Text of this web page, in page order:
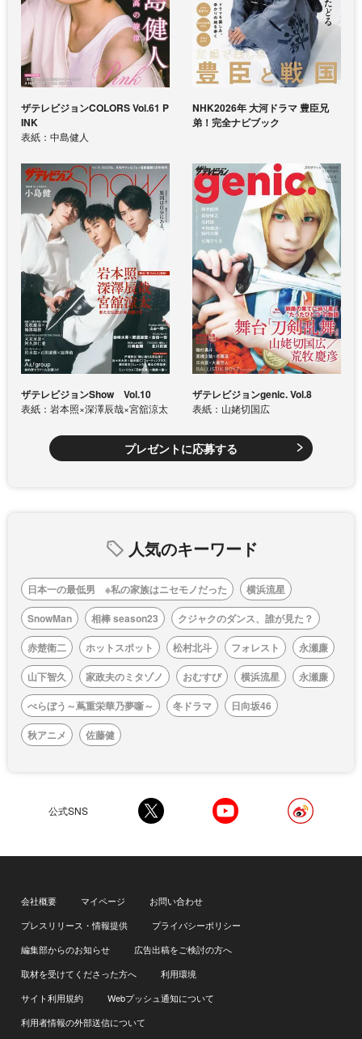
ザテレビジョンCOLORS Vol.61 P
INK
表紙：中島健人
NHK2026年 大河ドラマ 豊臣兄
弟！完全ナビブック
ザテレビジョンShow Vol.10
表紙：岩本照×深澤辰哉×宮舘涼太
ザテレビジョンgenic. Vol.8
表紙：山姥切国広
プレゼントに応募する
人気のキーワード
日本一の最低男 ※私の家族はニセモノだった
横浜流星
SnowMan
相棒 season23
クジャクのダンス、誰が見た？
赤楚衛二
ホットスポット 松村北斗 フォレスト
永瀬廉
山下智久
家政夫のミタゾノ おむすび 横浜流星
永瀬廉
べらぼう～蔦重栄華乃夢噺～
冬ドラマ
日向坂46
秋アニメ
佐藤健
公式SNS
会社概要 マイページ
お問い合わせ
プレスリリース・情報提供
プライバシーポリシー
編集部からのお知らせ
広告出稿をご検討の方へ
取材を受けてくださった方へ
利用環境
サイト利用規約
Webプッシュ通知について
利用者情報の外部送信について